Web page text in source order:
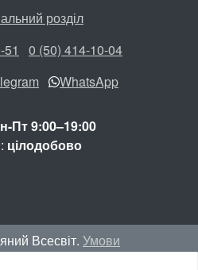
розділ
0 (50) 414-10-04
WhatsApp
Пт 9:00–19:00
цілодобово
Всесвіт. Умови